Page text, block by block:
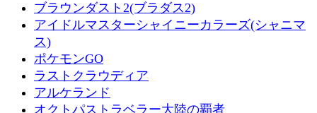
ブラウンダスト2(ブラダス2)
アイドルマスターシャイニーカラーズ(シャニマ
ス)
ポケモンGO
ラストクラウディア
アルケランド
オクトパストラベラー大陸の覇者